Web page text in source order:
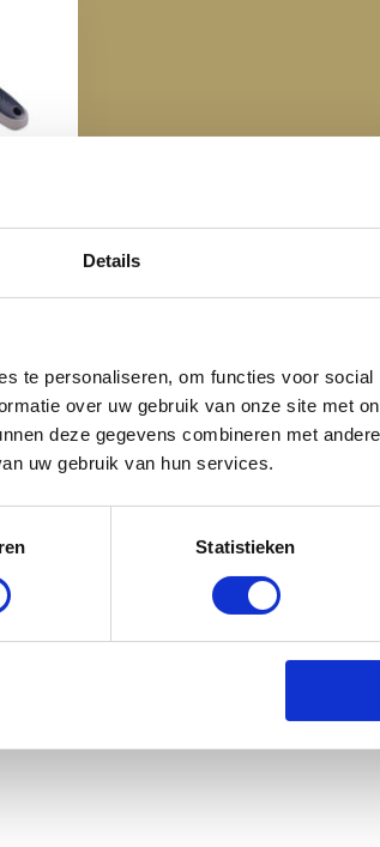
Details
te personaliseren, om functies voor
over uw gebruik van onze site met
deze gegevens combineren met
uw gebruik van hun services.
Statistieken
= morgen in huis